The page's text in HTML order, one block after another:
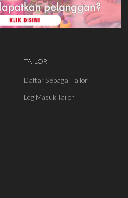
TAILOR
Daftar Sebagai Tailor
Log Masuk Tailor